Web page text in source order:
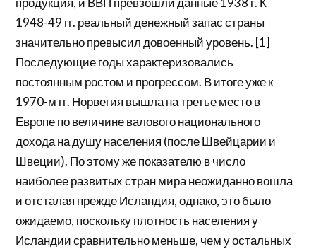
1948-49 гг. реальный денежный запас страны
значительно превысил довоенный уровень. [1]
Последующие годы характеризовались
постоянным ростом и прогрессом. В итоге уже к
1970-м гг. Норвегия вышла на третье место в
Европе по величине валового национального
дохода на душу населения (после Швейцарии и
Швеции). По этому же показателю в число
наиболее развитых стран мира неожиданно вошла
и отсталая прежде Исландия, однако, это было
ожидаемо, поскольку плотность населения у
Исландии сравнительно меньше, чем у остальных